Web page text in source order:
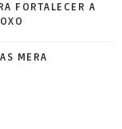
FORTALECER A
MERA